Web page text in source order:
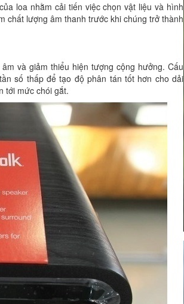
loa nhằm cải tiến việc chọn vật liệu và hình
chất lượng âm thanh trước khi chúng trở thành
và giảm thiểu hiện tượng cộng hưởng. Cấu
số thấp để tạo độ phân tán tốt hơn cho dải
tới mức chói gắt.